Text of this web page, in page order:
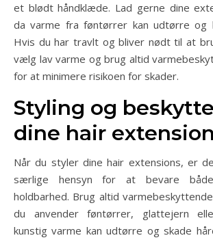
et blødt håndklæde. Lad gerne dine
da varme fra føntørrer kan udtørre og
Hvis du har travlt og bliver nødt til at
vælg lav varme og brug altid
for at minimere risikoen for skader.
Styling og
dine hair
Når du styler dine hair extensions, er
særlige hensyn for at bevare
holdbarhed. Brug altid
du anvender føntørrer, glattejern
kunstig varme kan udtørre og skade